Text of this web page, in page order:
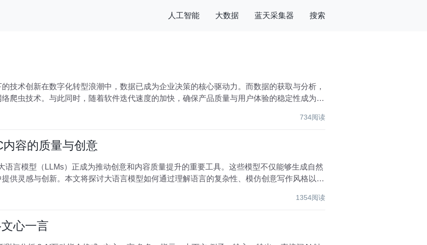
人工智能 大数据 蓝天采集器 搜索
技术创新在数字化转型浪潮中，数据已成为企业决策的核心驱动力。而数据的获取与分析，
爬虫技术。与此同时，随着软件迭代速度的加快，确保产品质量与用户体验的稳定性成为企
734阅读
容的质量与创意
语言模型（LLMs）正成为推动创意和内容质量提升的重要工具。这些模型不仅能够生成自然
供灵感与创新。本文将探讨大语言模型如何通过理解语言的复杂性、模仿创意写作风格以及
1354阅读
心一言